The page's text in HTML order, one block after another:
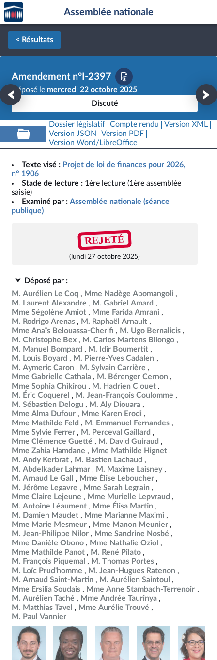
Aller au contenu
Aller en bas de la page
Accèder
à la
page
d'accueil
Assemblée nationale
< Résultats
Amendement n°I-2397
Déposé le mercredi 22 octobre 2025
Discuté
Dossier législatif Compte rendu
Version XML
Version JSON
Version PDF
Version Word/LibreOffice
Texte visé : Projet de loi de finances pour 2026,
n° 1906
Stade de lecture : 1ère lecture (1ère assemblée
saisie)
Examiné par : Assemblée nationale (séance
publique)
REJETÉ
(lundi 27 octobre 2025)
Déposé par :
M. Aurélien Le Coq
Mme Nadège Abomangoli
M. Laurent Alexandre
M. Gabriel Amard
Mme Ségolène Amiot
Mme Farida Amrani
M. Rodrigo Arenas
M. Raphaël Arnault
Mme Anaïs Belouassa-Cherifi
M. Ugo Bernalicis
M. Christophe Bex
M. Carlos Martens Bilongo
M. Manuel Bompard
M. Idir Boumertit
M. Louis Boyard
M. Pierre-Yves Cadalen
M. Aymeric Caron
M. Sylvain Carrière
Mme Gabrielle Cathala
M. Bérenger Cernon
Mme Sophia Chikirou
M. Hadrien Clouet
M. Éric Coquerel
M. Jean-François Coulomme
M. Sébastien Delogu
M. Aly Diouara
Mme Alma Dufour
Mme Karen Erodi
Mme Mathilde Feld
M. Emmanuel Fernandes
Mme Sylvie Ferrer
M. Perceval Gaillard
Mme Clémence Guetté
M. David Guiraud
Mme Zahia Hamdane
Mme Mathilde Hignet
M. Andy Kerbrat
M. Bastien Lachaud
M. Abdelkader Lahmar
M. Maxime Laisney
M. Arnaud Le Gall
Mme Élise Leboucher
M. Jérôme Legavre
Mme Sarah Legrain
Mme Claire Lejeune
Mme Murielle Lepvraud
M. Antoine Léaument
Mme Élisa Martin
M. Damien Maudet
Mme Marianne Maximi
Mme Marie Mesmeur
Mme Manon Meunier
M. Jean-Philippe Nilor
Mme Sandrine Nosbé
Mme Danièle Obono
Mme Nathalie Oziol
Mme Mathilde Panot
M. René Pilato
M. François Piquemal
M. Thomas Portes
M. Loïc Prud'homme
M. Jean-Hugues Ratenon
M. Arnaud Saint-Martin
M. Aurélien Saintoul
Mme Ersilia Soudais
Mme Anne Stambach-Terrenoir
M. Aurélien Taché
Mme Andrée Taurinya
M. Matthias Tavel
Mme Aurélie Trouvé
M. Paul Vannier